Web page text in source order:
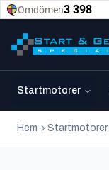
Startmotorer
Hem Startmotorer